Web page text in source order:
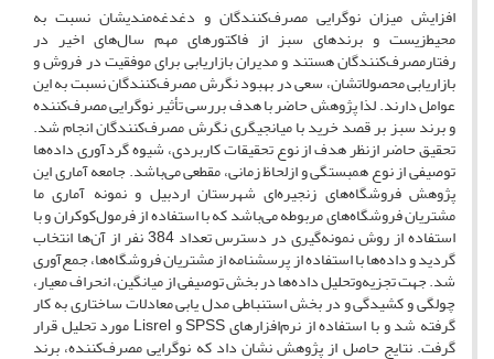
افزایش میزان نوگرایی مصرف‌کنندگان و دغدغه‌مندیشان نسبت به
محیط‌زیست و برندهای سبز از فاکتورهای مهم سال‌های اخیر در
رفتارمصرف‌کنندگان هستند و مدیران بازاریابی برای موفقیت در فروش و
بازاریابی محصولاتشان، سعی در بهبود نگرش مصرف‌کنندگان نسبت به این
عوامل دارند. لذا پژوهش حاضر با هدف بررسی تأثیر نوگرایی مصرف‌کننده
و برند سبز بر قصد خرید با میانجیگری نگرش مصرف‌کنندگان انجام شد.
تحقیق حاضر ازنظر هدف از نوع تحقیقات کاربردی، شیوه گردآوری داده‌ها
توصیفی از نوع همبستگی و ازلحاظ زمانی، مقطعی می‌باشد. جامعه آماری این
پژوهش فروشگاه‌های زنجیره‌ای شهرستان اردبیل و نمونه آماری ما
مشتریان فروشگاه‌های مربوطه می‌باشد که با استفاده از فرمول‌کوکران و با
استفاده از روش نمونه‌گیری در دسترس تعداد 384 نفر از آن‌ها انتخاب
گردید و داده‌ها با استفاده از پرسشنامه از مشتریان فروشگاه‌ها، جمع‌آوری
شد. جهت تجزیه‌وتحلیل داده‌ها در بخش توصیفی از میانگین، انحراف معیار،
چولگی و کشیدگی و در بخش استنباطی مدل یابی معادلات ساختاری به کار
گرفته شد و با استفاده از نرم‌افزارهای SPSS و Lisrel مورد تحلیل قرار
گرفت. نتایج حاصل از پژوهش نشان داد که نوگرایی مصرف‌کننده، برند